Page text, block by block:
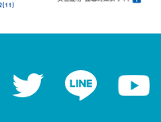
Facebook Twitter LINE